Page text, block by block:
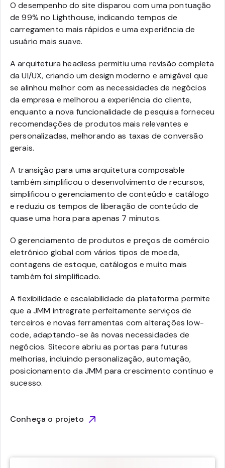
O desempenho do site disparou com uma pontuação
de 99% no Lighthouse, indicando tempos de
carregamento mais rápidos e uma experiência de
usuário mais suave.
A arquitetura headless permitiu uma revisão completa
da UI/UX, criando um design moderno e amigável que
se alinhou melhor com as necessidades de negócios
da empresa e melhorou a experiência do cliente,
enquanto a nova funcionalidade de pesquisa forneceu
recomendações de produtos mais relevantes e
personalizadas, melhorando as taxas de conversão
gerais.
A transição para uma arquitetura composable
também simplificou o desenvolvimento de recursos,
simplificou o gerenciamento de conteúdo e catálogo
e reduziu os tempos de liberação de conteúdo de
quase uma hora para apenas 7 minutos.
O gerenciamento de produtos e preços de comércio
eletrônico global com vários tipos de moeda,
contagens de estoque, catálogos e muito mais
também foi simplificado.
A flexibilidade e escalabilidade da plataforma permite
que a JMM intregrate perfeitamente serviços de
terceiros e novas ferramentas com alterações low-
code, adaptando-se às novas necessidades de
negócios. Sitecore abriu as portas para futuras
melhorias, incluindo personalização, automação,
posicionamento da JMM para crescimento contínuo e
sucesso.
Conheça o projeto